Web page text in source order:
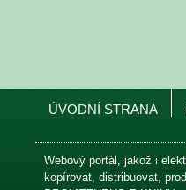
ÚVODNÍ STRANA
Webový portál, jakož i
kopírovat, distribuovat,